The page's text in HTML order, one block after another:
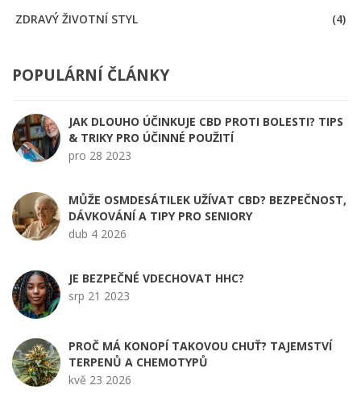
ZDRAVÝ ŽIVOTNÍ STYL
(4)
POPULÁRNÍ ČLÁNKY
JAK DLOUHO ÚČINKUJE CBD PROTI BOLESTI? TIPS
& TRIKY PRO ÚČINNÉ POUŽITÍ
pro 28 2023
MŮŽE OSMDESÁTILEK UŽÍVAT CBD? BEZPEČNOST,
DÁVKOVÁNÍ A TIPY PRO SENIORY
dub 4 2026
JE BEZPEČNÉ VDECHOVAT HHC?
srp 21 2023
PROČ MÁ KONOPÍ TAKOVOU CHUŤ? TAJEMSTVÍ
TERPENŮ A CHEMOTYPŮ
kvě 23 2026